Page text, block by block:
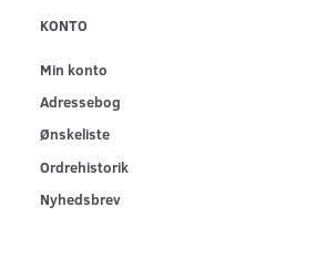
KONTO
Min konto
Adressebog
Ønskeliste
Ordrehistorik
Nyhedsbrev